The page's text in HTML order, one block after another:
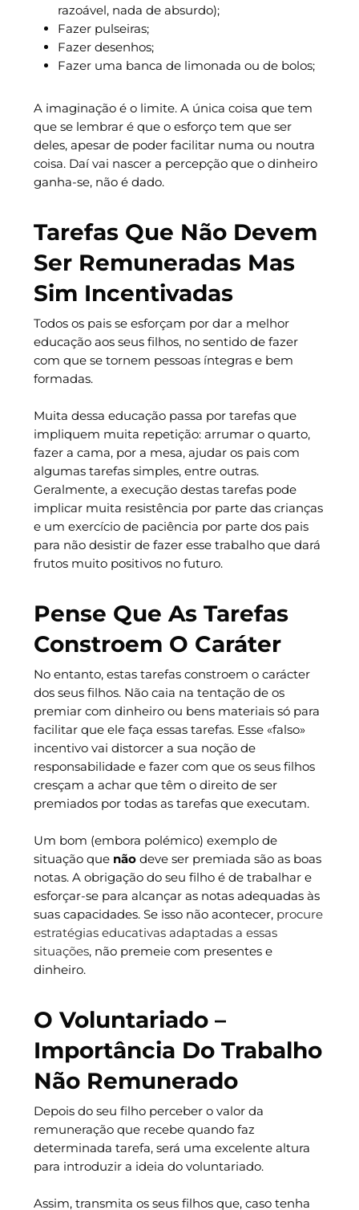
razoável, nada de absurdo);
Fazer pulseiras;
Fazer desenhos;
Fazer uma banca de limonada ou de bolos;
A imaginação é o limite. A única coisa que tem
que se lembrar é que o esforço tem que ser
deles, apesar de poder facilitar numa ou noutra
coisa. Daí vai nascer a percepção que o dinheiro
ganha-se, não é dado.
Tarefas Que Não Devem
Ser Remuneradas Mas
Sim Incentivadas
Todos os pais se esforçam por dar a melhor
educação aos seus filhos, no sentido de fazer
com que se tornem pessoas íntegras e bem
formadas.
Muita dessa educação passa por tarefas que
impliquem muita repetição: arrumar o quarto,
fazer a cama, por a mesa, ajudar os pais com
algumas tarefas simples, entre outras.
Geralmente, a execução destas tarefas pode
implicar muita resistência por parte das crianças
e um exercício de paciência por parte dos pais
para não desistir de fazer esse trabalho que dará
frutos muito positivos no futuro.
Pense Que As Tarefas
Constroem O Caráter
No entanto, estas tarefas constroem o carácter
dos seus filhos. Não caia na tentação de os
premiar com dinheiro ou bens materiais só para
facilitar que ele faça essas tarefas. Esse «falso»
incentivo vai distorcer a sua noção de
responsabilidade e fazer com que os seus filhos
cresçam a achar que têm o direito de ser
premiados por todas as tarefas que executam.
Um bom (embora polémico) exemplo de
situação que nãodeve ser premiada são as boas
notas. A obrigação do seu filho é de trabalhar e
esforçar-se para alcançar as notas adequadas às
suas capacidades. Se isso não acontecer, procure
estratégias educativas adaptadas a essas
situações, não premeie com presentes e
dinheiro.
O Voluntariado –
Importância Do Trabalho
Não Remunerado
Depois do seu filho perceber o valor da
remuneração que recebe quando faz
determinada tarefa, será uma excelente altura
para introduzir a ideia do voluntariado.
Assim, transmita os seus filhos que, caso tenha